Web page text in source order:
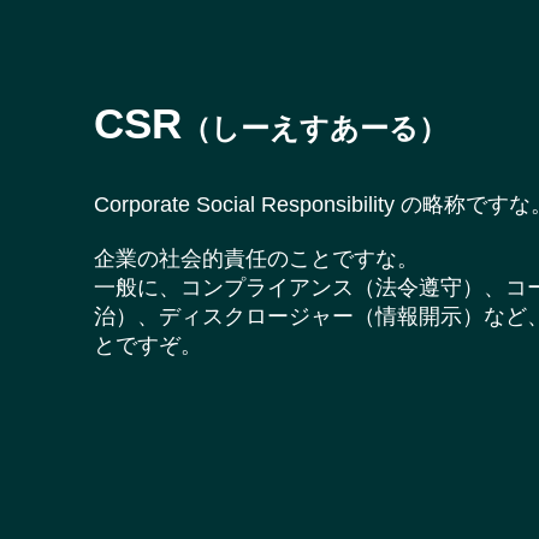
CSR （しーえすあーる）
Corporate Social Responsibility の略称ですな
企業の社会的責任のことですな。
一般に、コンプライアンス（法令遵守）、コ
治）、ディスクロージャー（情報開示）な
とですぞ。